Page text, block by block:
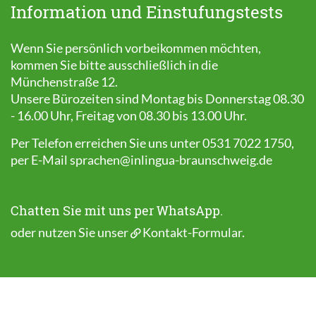
Information und Einstufungstests
Wenn Sie persönlich vorbeikommen möchten,
kommen Sie bitte ausschließlich in die
Münchenstraße 12.
Unsere Bürozeiten sind Montag bis Donnerstag 08.30
- 16.00 Uhr, Freitag von 08.30 bis 13.00 Uhr.
Per Telefon erreichen Sie uns unter 0531 7022 1750,
per E-Mail sprachen@inlingua-braunschweig.de
Chatten Sie mit uns per WhatsApp.
oder nutzen Sie unser Kontakt-Formular.